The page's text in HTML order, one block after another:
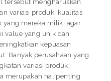
variasi produk, kualitas
yang mereka miliki agar
value yang unik dan
kepuasan
Banyak perusahaan yang
variasi produk,
merupakan hal penting